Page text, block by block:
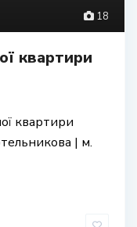
18
квартири
квартири
| м.